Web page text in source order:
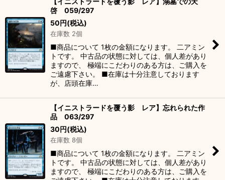
啓 059/297
50円(税込)
在庫数 2個
■商品について 1枚の金額になります。 二アミン
トです。 中古品の状態に対しては、個人差があり
ますので、 極端にこだわりのある方は、ご購入を
ご遠慮下さい。 ■在庫は十分注意しております
が、店頭在庫…
【イニストラードを覆う影 レア】忘れられた作
品 063/297
30円(税込)
在庫数 8個
■商品について 1枚の金額になります。 二アミン
トです。 中古品の状態に対しては、個人差があり
ますので、 極端にこだわりのある方は、ご購入を